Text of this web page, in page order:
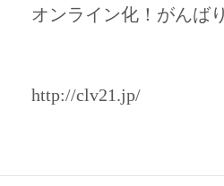
オンライン化！がんば
http://clv21.jp/